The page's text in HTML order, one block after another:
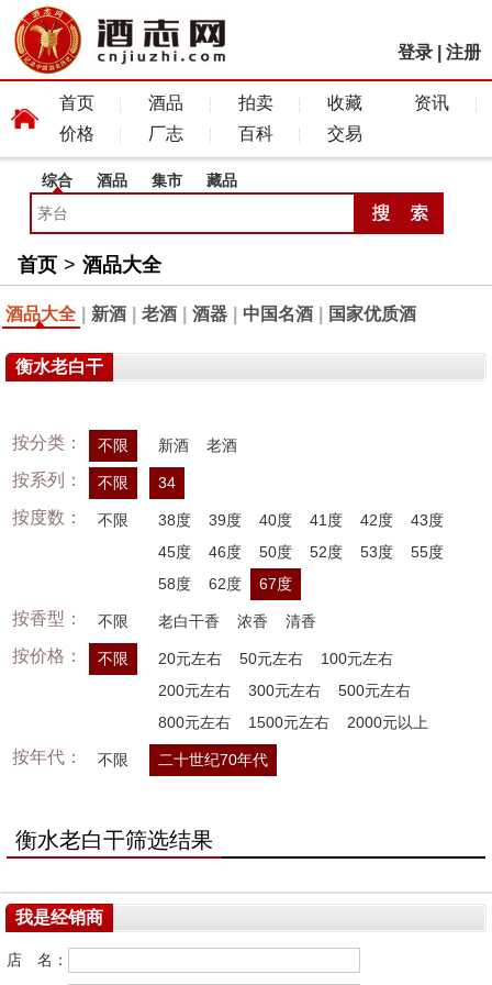
登录 注册
首页 酒品 拍卖 收藏
资讯
价格
厂志 百科 交易
综合 酒品 集市 藏品
首页 > 酒品大全
酒品大全 新酒 老酒 酒器 中国名酒 国家优质酒
衡水老白干
按分类： 不限 新酒 老酒
按系列： 不限 34
按度数： 不限 38度 39度 40度 41度 42度
43度
45度
46度 50度 52度 53度
55度
58度
62度 67度
按香型： 不限 老白干香 浓香 清香
按价格： 不限 20元左右 50元左右
100元左右
200元左右
300元左右
500元左右
800元左右
1500元左右 2000元以上
按年代： 不限 二十世纪70年代
衡水老白干筛选结果
我是经销商
店 名：